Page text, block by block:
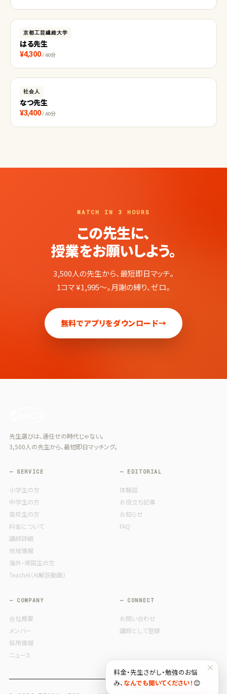
京都工芸繊維大学
はる先生
¥4,300 / 60分
社会人
なつ先生
¥3,400 / 60分
MATCH IN 3 HOURS
この先生に、
授業をお願いしよう。
3,500人の先生から、最短即日マッチ。
1コマ ¥1,995〜。月謝の縛り、ゼロ。
無料でアプリをダウンロード→
先生選びは、運任せの時代じゃない。
3,500人の先生から、最短即日マッチング。
— SERVICE
小学生の方
中学生の方
高校生の方
料金について
講師詳細
地域情報
海外・帰国生の方
TeachAI（AI解説動画）
— EDITORIAL
体験談
お役立ち記事
お知らせ
FAQ
— COMPANY
会社概要
メンバー
採用情報
ニュース
— CONNECT
お問い合わせ
講師として登録
×
料金・先生さがし・勉強のお悩
み、 なんでも聞いてください！ 😊